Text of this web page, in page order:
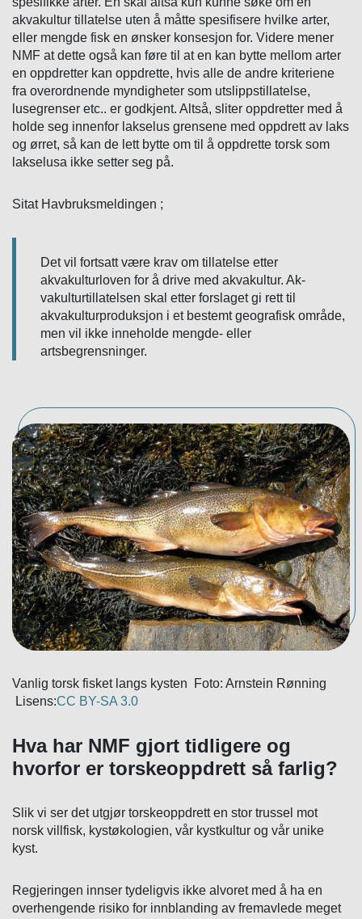
akvakultur tillatelse uten å måtte spesifisere hvilke arter,
eller mengde fisk en ønsker konsesjon for. Videre mener
NMF at dette også kan føre til at en kan bytte mellom arter
en oppdretter kan oppdrette, hvis alle de andre kriteriene
fra overordnende myndigheter som utslippstillatelse,
lusegrenser etc.. er godkjent. Altså, sliter oppdretter med å
holde seg innenfor lakselus grensene med oppdrett av laks
og ørret, så kan de lett bytte om til å oppdrette torsk som
lakselusa ikke setter seg på.
Sitat Havbruksmeldingen ;
Det vil fortsatt være krav om tillatelse etter
akvakulturloven for å drive med akvakultur. Ak-
vakulturtillatelsen skal etter forslaget gi rett til
akvakulturproduksjon i et bestemt geografisk område,
men vil ikke inneholde mengde- eller
artsbegrensninger.
Vanlig torsk fisket langs kysten Foto: Arnstein Rønning
Lisens:CC BY-SA 3.0
Hva har NMF gjort tidligere og
hvorfor er torskeoppdrett så farlig?
Slik vi ser det utgjør torskeoppdrett en stor trussel mot
norsk villfisk, kystøkologien, vår kystkultur og vår unike
kyst.
Regjeringen innser tydeligvis ikke alvoret med å ha en
overhengende risiko for innblanding av fremavlede meget